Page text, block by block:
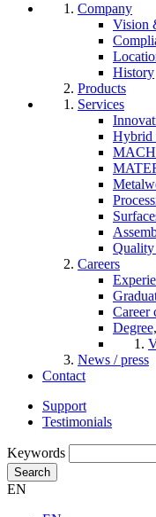
Company
Vision
History
Products
Services
Hybrid
Quality
Careers
Career
News / press
Contact
Support
Testimonials
Keywords
Search
EN